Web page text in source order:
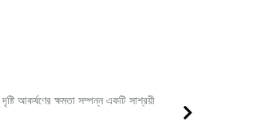
আকর্ষণের ক্ষমতা সম্পন্ন একটি সাশ্রয়ী